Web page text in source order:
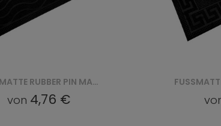
FUSSMATTE RUBBER PIN MAT (VI 2205)
von 4,76 €